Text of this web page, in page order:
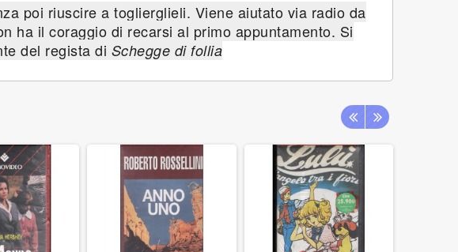
poi riuscire a toglierglieli. Viene aiutato via radio da
ha il coraggio di recarsi al primo appuntamento. Si
del regista di Schegge di follia